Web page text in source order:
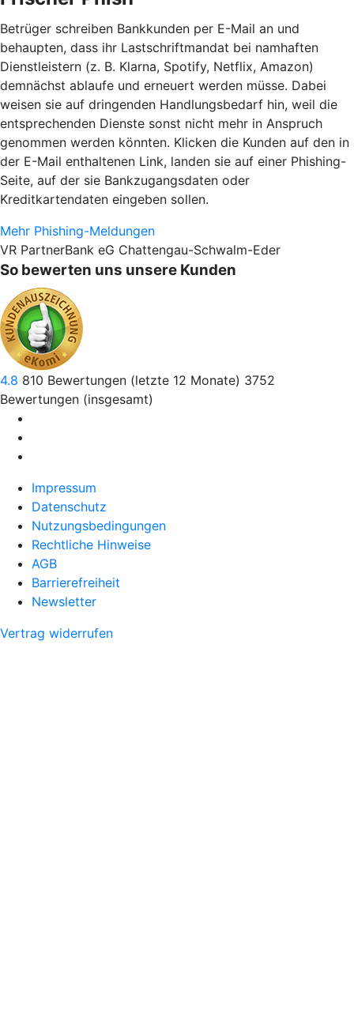
Betrüger schreiben Bankkunden per E-Mail an und
behaupten, dass ihr Lastschriftmandat bei namhaften
Dienstleistern (z. B. Klarna, Spotify, Netflix, Amazon)
demnächst ablaufe und erneuert werden müsse. Dabei
weisen sie auf dringenden Handlungsbedarf hin, weil die
entsprechenden Dienste sonst nicht mehr in Anspruch
genommen werden könnten. Klicken die Kunden auf den in
der E-Mail enthaltenen Link, landen sie auf einer Phishing-
Seite, auf der sie Bankzugangsdaten oder
Kreditkartendaten eingeben sollen.
Mehr Phishing-Meldungen
VR PartnerBank eG Chattengau-Schwalm-Eder
So bewerten uns unsere Kunden
4.8 810 Bewertungen (letzte 12 Monate) 3752
Bewertungen (insgesamt)
Impressum
Datenschutz
Nutzungsbedingungen
Rechtliche Hinweise
AGB
Barrierefreiheit
Newsletter
Vertrag widerrufen